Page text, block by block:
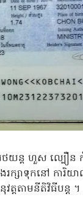
ថយន្ត ហួស ល្បឿន
ងរក្សាទុកនៅ កា
វត្តតាមនីតិវិធីបន្